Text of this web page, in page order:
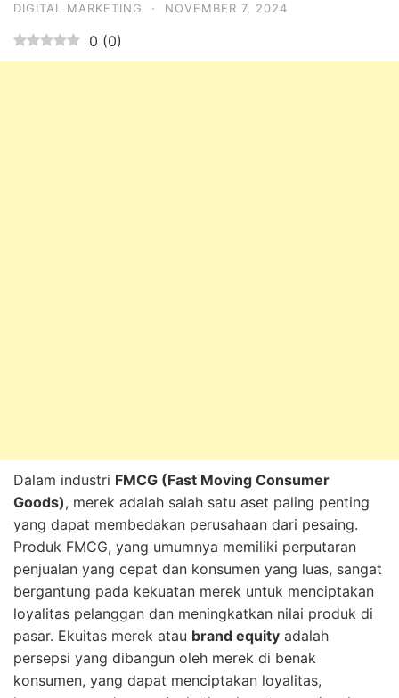
DIGITAL MARKETING · NOVEMBER 7, 2024
0 (0)
Dalam industri FMCG (Fast Moving Consumer
Goods), merek adalah salah satu aset paling penting
yang dapat membedakan perusahaan dari pesaing.
Produk FMCG, yang umumnya memiliki perputaran
penjualan yang cepat dan konsumen yang luas, sangat
bergantung pada kekuatan merek untuk menciptakan
loyalitas pelanggan dan meningkatkan nilai produk di
pasar. Ekuitas merek atau brand equity adalah
persepsi yang dibangun oleh merek di benak
konsumen, yang dapat menciptakan loyalitas,